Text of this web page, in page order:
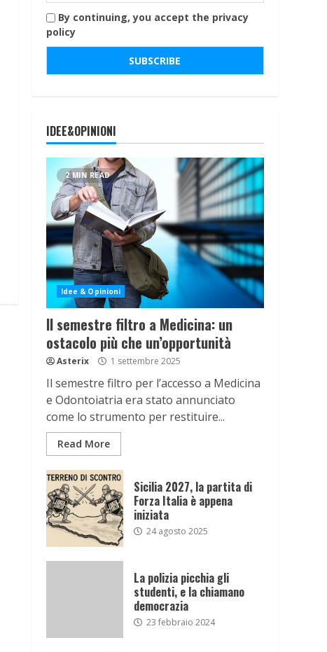
By continuing, you accept the privacy
policy
IDEE&OPINIONI
2 MIN READ
Idee & Opinioni
Il semestre filtro a Medicina: un
ostacolo più che un’opportunità
Asterix 1 settembre 2025
Il semestre filtro per l’accesso a Medicina
e Odontoiatria era stato annunciato
come lo strumento per restituire...
Read More
Sicilia 2027, la partita di
Forza Italia è appena
iniziata
24 agosto 2025
La polizia picchia gli
studenti, e la chiamano
democrazia
23 febbraio 2024